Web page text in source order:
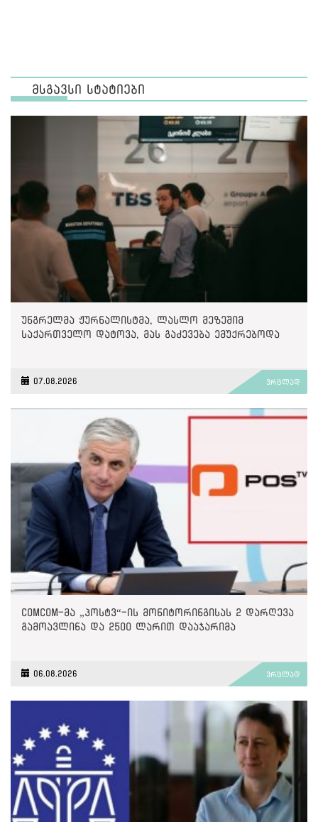
მსგავსი სტატიები
უნგრელმა ჟურნალისტმა, ლასლო მეზეშიმ
საქართველო დატოვა, მას გაძევება ემუქრებოდა
07.08.2026 ვრცლად
ComCom-მა „პოსტვ“-ის მონიტორინგისას 2 დარღევა
გამოავლინა და 2500 ლარით დააჯარიმა
06.08.2026 ვრცლად